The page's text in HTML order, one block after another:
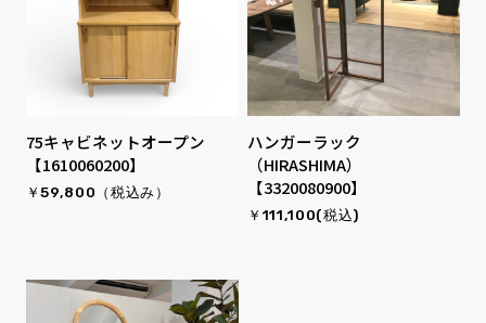
75キャビネットオープン
【1610060200】
￥59,800（税込み）
ハンガーラック
（HIRASHIMA）
【3320080900】
￥111,100(税込)